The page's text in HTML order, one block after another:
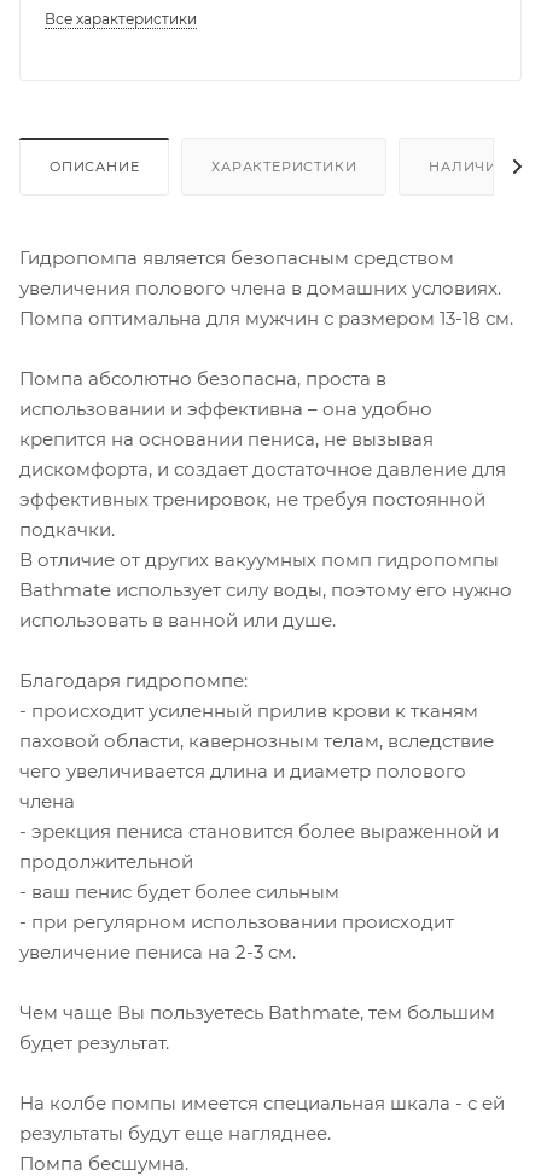
Все характеристики
ОПИСАНИЕ ХАРАКТЕРИСТИКИ НАЛИЧИЕ
Гидропомпа является безопасным средством
увеличения полового члена в домашних условиях.
Помпа оптимальна для мужчин с размером 13-18 см.
Помпа абсолютно безопасна, проста в
использовании и эффективна – она удобно
крепится на основании пениса, не вызывая
дискомфорта, и создает достаточное давление для
эффективных тренировок, не требуя постоянной
подкачки.
В отличие от других вакуумных помп гидропомпы
Bathmate использует силу воды, поэтому его нужно
использовать в ванной или душе.
Благодаря гидропомпе:
- происходит усиленный прилив крови к тканям
паховой области, кавернозным телам, вследствие
чего увеличивается длина и диаметр полового
члена
- эрекция пениса становится более выраженной и
продолжительной
- ваш пенис будет более сильным
- при регулярном использовании происходит
увеличение пениса на 2-3 см.
Чем чаще Вы пользуетесь Bathmate, тем большим
будет результат.
На колбе помпы имеется специальная шкала - с ей
результаты будут еще нагляднее.
Помпа бесшумна.